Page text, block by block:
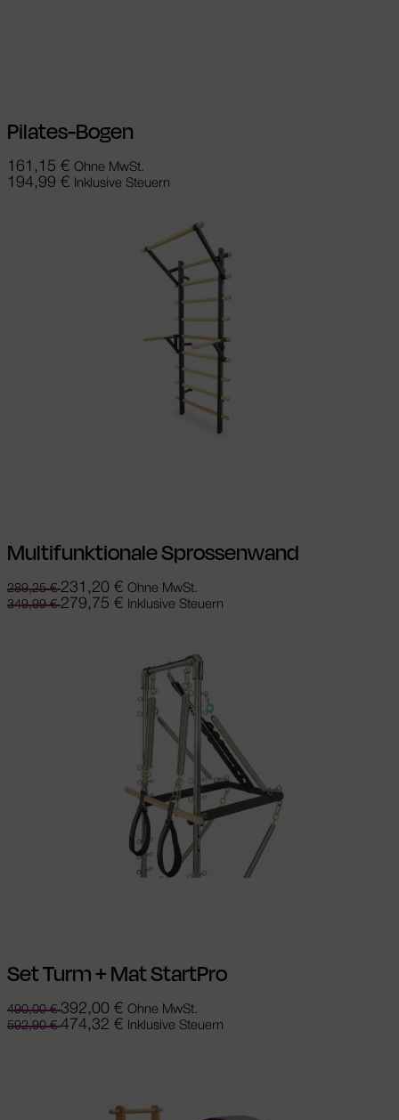
Pilates-Bogen
161,15 € Ohne MwSt.
194,99 € Inklusive Steuern
Multifunktionale Sprossenwand
289,25€ 231,20 € Ohne MwSt.
349,99€ 279,75 € Inklusive Steuern
Set Turm + Mat StartPro
490,00€ 392,00 € Ohne MwSt.
592,90€ 474,32 € Inklusive Steuern